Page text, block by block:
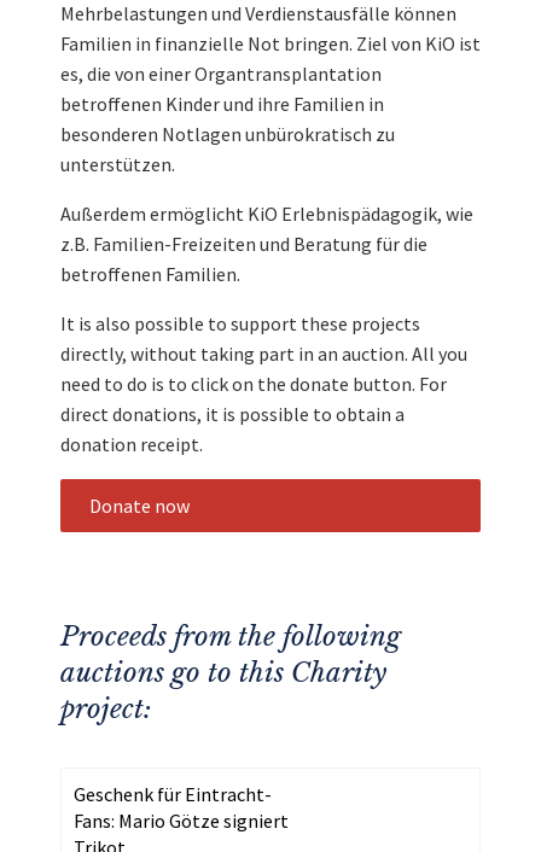
Mehrbelastungen und Verdienstausfälle können
Familien in finanzielle Not bringen. Ziel von KiO ist
es, die von einer Organtransplantation
betroffenen Kinder und ihre Familien in
besonderen Notlagen unbürokratisch zu
unterstützen.
Außerdem ermöglicht KiO Erlebnispädagogik, wie
z.B. Familien-Freizeiten und Beratung für die
betroffenen Familien.
It is also possible to support these projects
directly, without taking part in an auction. All you
need to do is to click on the donate button. For
direct donations, it is possible to obtain a
donation receipt.
Donate now
Proceeds from the following
auctions go to this Charity
project:
Geschenk für Eintracht-
Fans: Mario Götze signiert